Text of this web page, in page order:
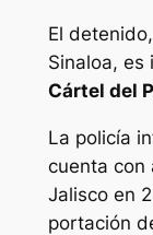
El
Sinaloa,
Cártel del
La policía
cuenta con
Jalisco en
portación